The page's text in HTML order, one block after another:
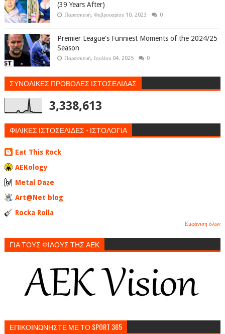
(39 Years After)
Παρασκευή, Φεβρουαρίου 10, 2023 0
Premier League's Funniest Moments of the 2024/25
Season
Παρασκευή, Ιουλίου 04, 2025 0
ΣΥΝΟΛΙΚΕΣ ΠΡΟΒΟΛΕΣ ΙΣΤΟΣΕΛΙΔΑΣ
3,338,613
ΦΙΛΙΚΕΣ ΙΣΤΟΣΕΛΙΔΕΣ - ΙΣΤΟΛΟΓΙΑ
Eat This Rock
AEKology
Metal Daze
Art@Net blog
Rocka Rolla
Εμφάνιση όλων
ΓΙΑ ΤΟΥΣ ΦΙΛΟΥΣ ΤΗΣ ΑΕΚ
ΕΠΙΚΟΙΝΩΝΗΣΤΕ ΜΕ ΤΟ SPORT 365